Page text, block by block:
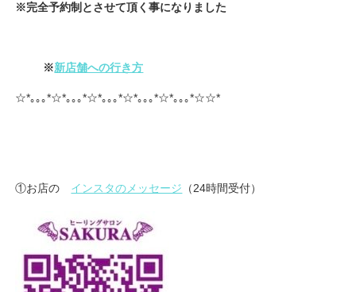
※完全予約制とさせて頂く事になりました
※新店舗への行き方
☆*｡｡｡*☆*｡｡｡*☆*｡｡｡*☆*｡｡｡*☆*｡｡｡*☆☆*
①お店の インスタのメッセージ （24時間受付）